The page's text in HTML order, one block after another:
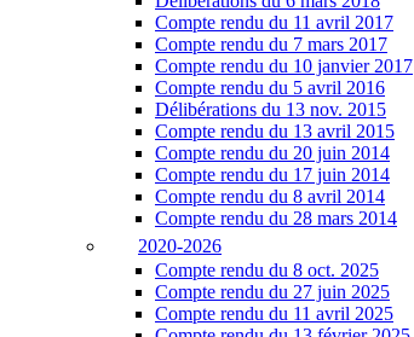
Compte rendu du 11 avril 2017
Compte rendu du 7 mars 2017
Compte rendu du 10 janvier 2017
Compte rendu du 5 avril 2016
Délibérations du 13 nov. 2015
Compte rendu du 13 avril 2015
Compte rendu du 20 juin 2014
Compte rendu du 17 juin 2014
Compte rendu du 8 avril 2014
Compte rendu du 28 mars 2014
2020-2026
Compte rendu du 8 oct. 2025
Compte rendu du 27 juin 2025
Compte rendu du 11 avril 2025